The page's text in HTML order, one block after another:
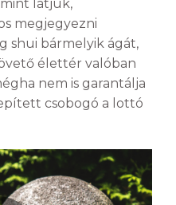
látjuk,
megjegyezni
shui bármelyik ágát,
élettér valóban
nem is garantálja
csobogó a lottó